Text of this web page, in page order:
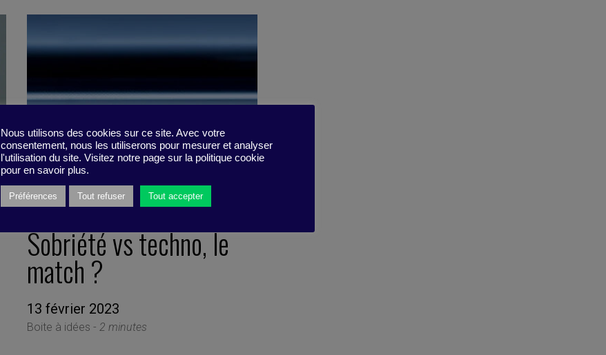
Sobriété vs techno, le
match ?
13 février 2023
Boite à idées - 2 minutes
Nous utilisons des cookies sur ce site. Avec votre
consentement, nous les utiliserons pour mesurer et analyser
l'utilisation du site. Visitez notre page sur la politique cookie
pour en savoir plus.
Préférences Tout refuser Tout accepter